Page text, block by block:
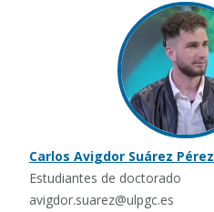
Carlos Avigdor Suárez Pérez
Estudiantes de doctorado
avigdor.suarez@ulpgc.es